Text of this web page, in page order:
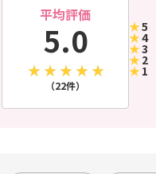
平均評価
5.0
（22件）
★5
★4
★3
★ 2
★ 1